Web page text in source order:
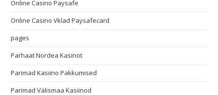
Online Casino Paysafe
Online Casino Vklad Paysafecard
pages
Parhaat Nordea Kasinot
Parimad Kasiino Pakkumised
Parimad Välismaa Kasiinod